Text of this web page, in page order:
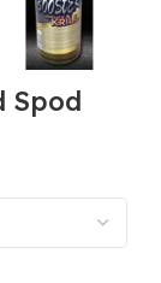
Spod